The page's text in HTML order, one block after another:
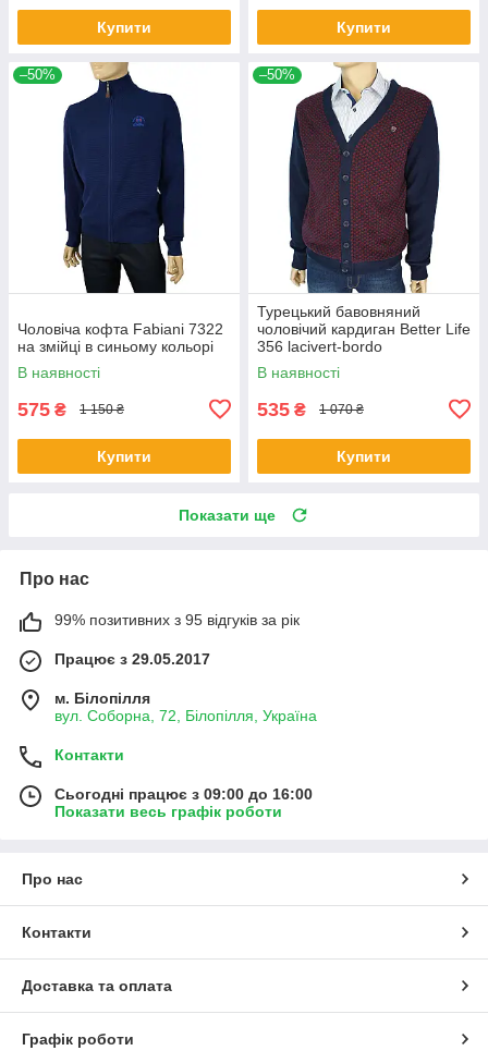
Купити Купити
–50%
Чоловіча кофта Fabiani 7322
на змійці в синьому кольорі
В наявності
575 ₴ 1 150 ₴
Купити
–50%
Турецький бавовняний
чоловічий кардиган Better Life
356 lacivert-bordo
В наявності
535 ₴ 1 070 ₴
Купити
Показати ще
Про нас
99% позитивних з 95 відгуків за рік
Працює з 29.05.2017
м. Білопілля
вул. Соборна, 72, Білопілля, Україна
Контакти
Сьогодні працює з 09:00 до 16:00
Показати весь графік роботи
Про нас
Контакти
Доставка та оплата
Графік роботи